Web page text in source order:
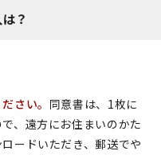
？
さい。 同意書は、1枚に
、遠方にお住まいのかた
ードいただき、郵送でや